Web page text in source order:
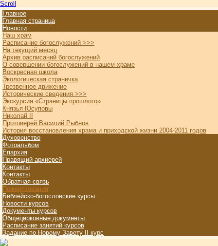
Scroll
Главное
Главная страница
Новости
Наш храм
Расписание богослужений >>>
На текущий месяц
Архив расписаний богослужений
О совершении богослужений в нашем храме
Воскресная школа
Экологическая страничка
Трезвенное движение
Исторические сведения >>>
Экскурсия «Страницы прошлого»
Князья Юсуповы
Николай II
Протоиерей Василий Рыбнов
История восстановления храма и приходской жизни 2004-2011 годов
Духовенство
Фотоальбом
Епархия
Правящий архиерей
Контакты
Контакты
Обратная связь
Пожертвования
Библейско-богословские курсы
Новости курсов
Документы курсов
Общецерковные документы
Расписание занятий курсов
Задание по Новому Завету II курс